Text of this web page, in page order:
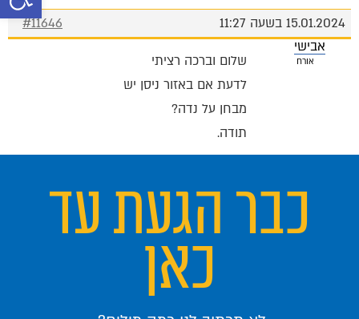
15.01.2024 בשעה 11:27
#11646
אבישי
אורח
שלום וברכה רציתי
לדעת אם באזור ניסן יש
מבחן על נדה?
תודה.
כבר הגעת עד
כאן